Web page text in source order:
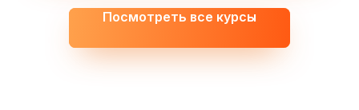
Посмотреть все курсы